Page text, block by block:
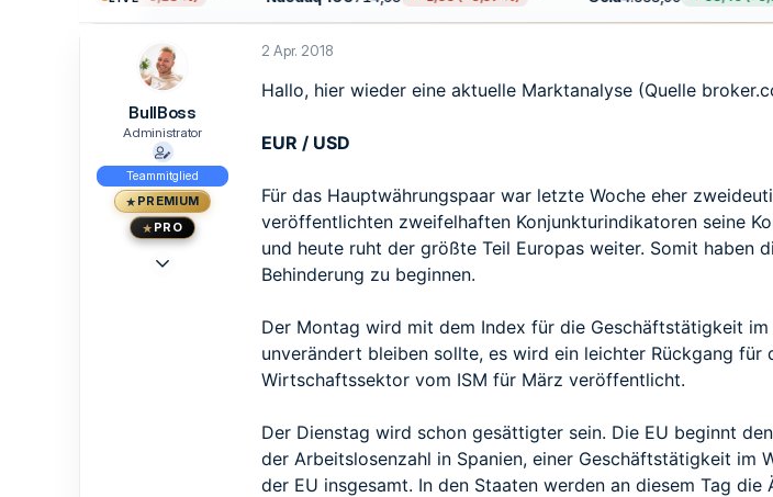
m
t
BullBoss
Administrator
Teammitglied
PREMIUM
PRO
2 Apr. 2018
Hallo, hier wieder eine aktuelle Marktanalyse (Quelle
EUR / USD
Für das Hauptwährungspaar war letzte Woche eher
veröffentlichten zweifelhaften Konjunkturindikatoren seine
und heute ruht der größte Teil Europas weiter. Somit haben
Behinderung zu beginnen.
Der Montag wird mit dem Index für die Geschäftstätigkeit
unverändert bleiben sollte, es wird ein leichter Rückgang
Wirtschaftssektor vom ISM für März veröffentlicht.
Der Dienstag wird schon gesättigter sein. Die EU beginnt
der Arbeitslosenzahl in Spanien, einer Geschäftstätigkeit im
der EU insgesamt. In den Staaten werden an diesem Tag